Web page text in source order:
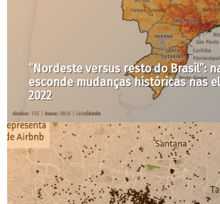
“Nordeste versus resto do Brasil”:
esconde mudanças históricas nas
2022